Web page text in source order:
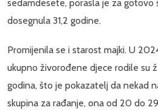
sedamdesete, porasla je za gotovo
dosegnula 31,2 godine.
Promijenila se i starost majki. U
ukupno živorođene djece rodile su
godina, što je pokazatelj da nekad
skupina za rađanje, ona od 20 do